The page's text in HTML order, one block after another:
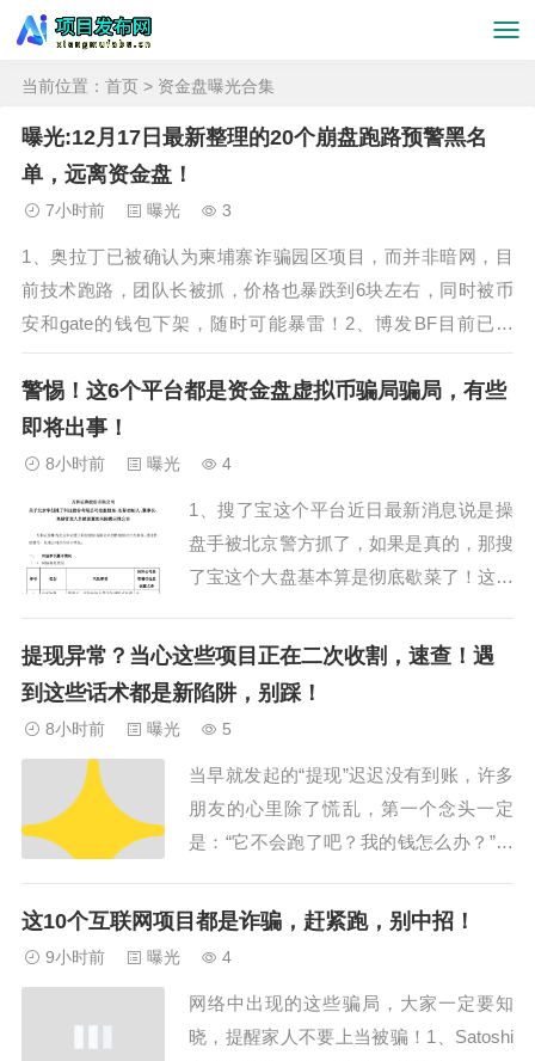
当前位置： 首页 > 资金盘曝光合集
曝光:12月17日最新整理的20个崩盘跑路预警黑名
单，远离资金盘！
7小时前 曝光 3
1、奥拉丁已被确认为柬埔寨诈骗园区项目，而并非暗网，目
前技术跑路，团队长被抓，价格也暴跌到6块左右，同时被币
安和gate的钱包下架，随时可能暴雷！2、博发BF目前已崩
盘，操盘团伙收割近百亿，30多万人被骗，福建人在柬埔寨开
的盘子，早几个月前就有不少团队被单割，直到12月8日开
始，不少参与者反映不能提...
警惕！这6个平台都是资金盘虚拟币骗局骗局，有些
即将出事！
8小时前 曝光 4
1、搜了宝这个平台近日最新消息说是操
盘手被北京警方抓了，如果是真的，那搜
了宝这个大盘基本算是彻底歇菜了！这个
与其中的估计有几百万人，涉及的资金会
是个恐怖的数字，多少人又将是血本无
归！很多参与搜了宝的以为是个正规的农
类的互助盘骗局...
提现异常？当心这些项目正在二次收割，速查！遇
到这些话术都是新陷阱，别踩！
8小时前 曝光 5
当早就发起的“提现”迟迟没有到账，许多
朋友的心里除了慌乱，第一个念头一定
是：“它不会跑了吧？我的钱怎么办？”请
期，一些投资平台问题频发，而一场专门
的伤害，就是利用大家的补救之心，让人
蒙受更大...
这10个互联网项目都是诈骗，赶紧跑，别中招！
9小时前 曝光 4
网络中出现的这些骗局，大家一定要知
晓，提醒家人不要上当被骗！1、Satoshi